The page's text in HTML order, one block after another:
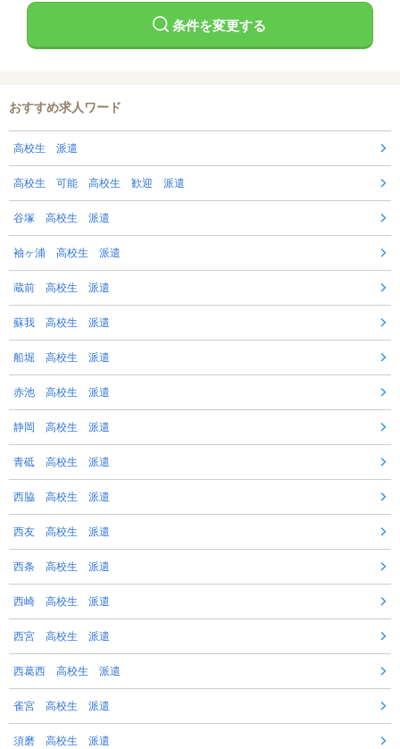
条件を変更する
おすすめ求人ワード
高校生 派遣
高校生 可能 高校生 歓迎 派遣
谷塚 高校生 派遣
袖ヶ浦 高校生 派遣
蔵前 高校生 派遣
蘇我 高校生 派遣
船堀 高校生 派遣
赤池 高校生 派遣
静岡 高校生 派遣
青砥 高校生 派遣
西脇 高校生 派遣
西友 高校生 派遣
西条 高校生 派遣
西崎 高校生 派遣
西宮 高校生 派遣
西葛西 高校生 派遣
雀宮 高校生 派遣
須磨 高校生 派遣